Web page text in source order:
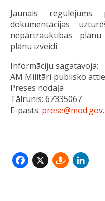
Jaunais regulējums
dokumentācijas
nepārtrauktības
plānu izveidi
Informāciju sagatavoja:
AM Militāri publisko
Preses nodaļa
Tālrunis: 67335067
E-pasts:
Facebook
X